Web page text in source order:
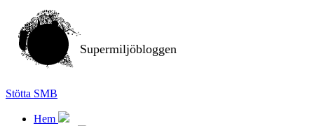
Supermiljöbloggen
Stötta SMB
Hem